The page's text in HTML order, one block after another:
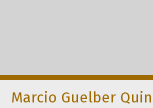
Marcio Guelber